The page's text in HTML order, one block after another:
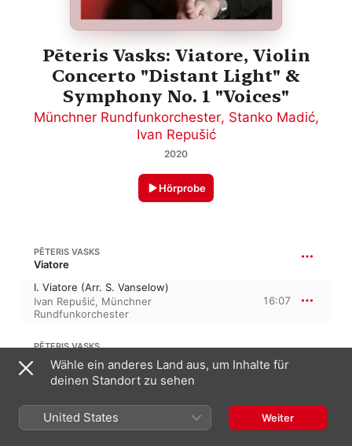
Pēteris Vasks: Viatore, Violin
Concerto "Distant Light" &
Symphony No. 1 "Voices"
Münchner Rundfunkorchester, Stanko Madić,
Ivan Repušić
2020
Hörprobe
PĒTERIS VASKS
Viatore
I. Viatore (Arr. S. Vanselow)
Ivan Repušić, Münchner
Rundfunkorchester
16:07
PĒTERIS VASKS
Violinkonzert Nr. 1, “Distant Light”
I. Andante
Rundfunkorchester
Wähle ein anderes Land aus, um Inhalte für
deinen Standort zu sehen
United States Weiter